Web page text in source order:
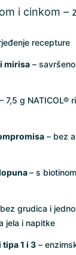
i cinkom –
recepture
mirisa –
– 7,5 g NATICOL®
– bez
– s
grudica i
jela i napitke
1 i 3 –